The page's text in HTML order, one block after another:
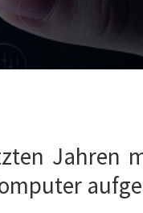
Jahren